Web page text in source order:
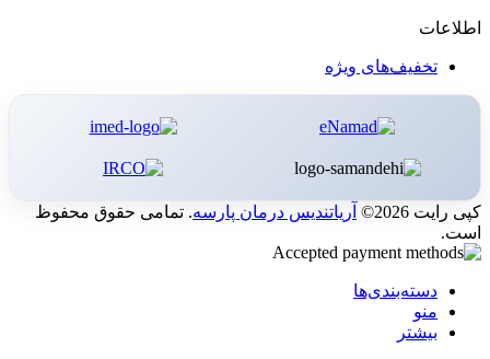
اطلاعات
تخفیف‌های ویژه
کپی رایت 2026© آریاتندیس درمان پارسه. تمامی حقوق محفوظ
است.
دسته‌بندی‌ها
منو
بیشتر